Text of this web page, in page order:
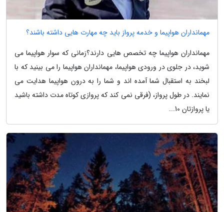
مهمانداران هواپیما و خدمه پرواز باید چه مهارت هایی داشته باشند؟
مهمانداران هواپیما چه تخصص هایی دارند؟زمانی که سوار هواپیما می
شوید، در جلوی در ورودی هواپیما، مهمانداران هواپیما را می بینید که با
لبخند به استقبال شما آمده اند و شما را به درون هواپیما هدایت می
نمایند. در طول پرواز، (فرقی نمی کند که پروازی کوتاه مدت داشته باشید
یا پروازتان 10...